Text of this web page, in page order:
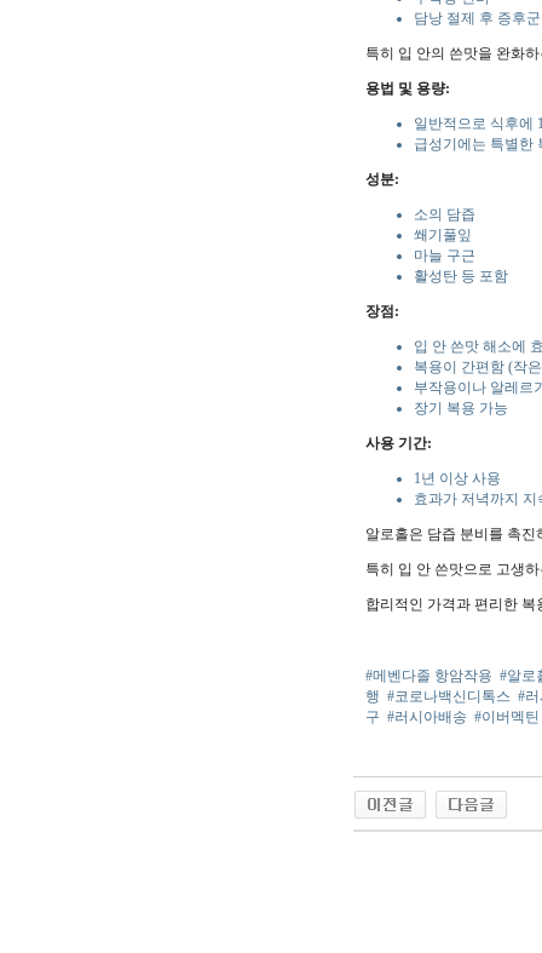
담낭 절제 후 증후군
특히 입 안의 쓴맛을 완화
용법 및 용량:
일반적으로 식후에
급성기에는 특별한
성분:
소의 담즙
쐐기풀잎
마늘 구근
활성탄 등 포함
장점:
입 안 쓴맛 해소에
복용이 간편함 (작
부작용이나 알레르
장기 복용 가능
사용 기간:
1년 이상 사용
효과가 저녁까지 지
알로홀은 담즙 분비를 촉
특히 입 안 쓴맛으로 고생
합리적인 가격과 편리한
#메벤다졸 항암작용 #알로
행 #코로나백신디톡스 #
구 #러시아배송 #이버멕틴